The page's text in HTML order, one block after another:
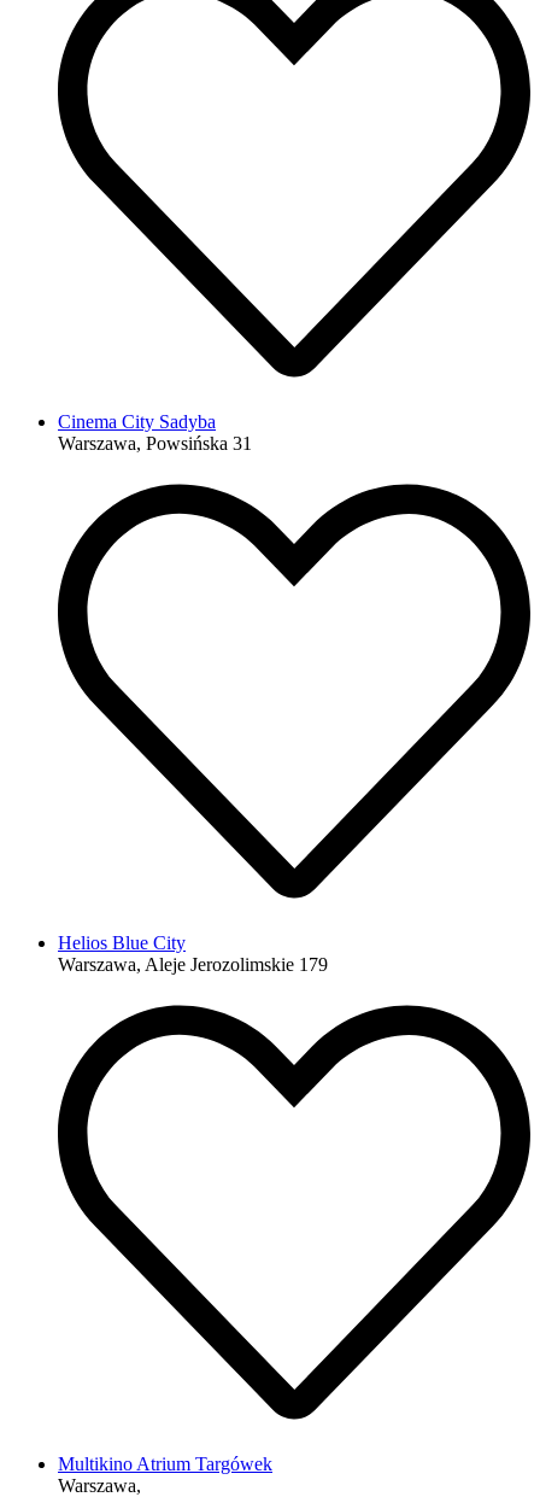
Cinema City Sadyba
Warszawa, Powsińska 31
Helios Blue City
Warszawa, Aleje Jerozolimskie 179
Multikino Atrium Targówek
Warszawa,